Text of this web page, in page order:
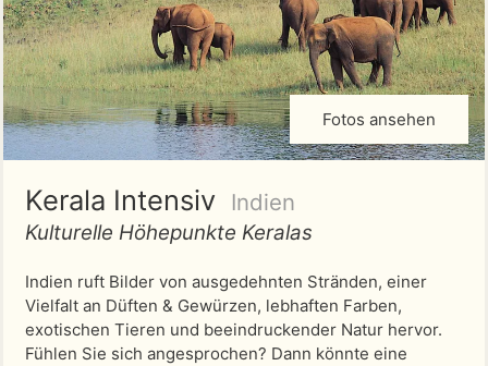
Fotos ansehen
Kerala Intensiv Indien
Kulturelle Höhepunkte Keralas
Indien ruft Bilder von ausgedehnten Stränden, einer
Vielfalt an Düften & Gewürzen, lebhaften Farben,
exotischen Tieren und beeindruckender Natur hervor.
Fühlen Sie sich angesprochen? Dann könnte eine